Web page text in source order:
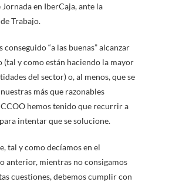
Jornada en IberCaja, ante la
Trabajo.
conseguido “a las buenas” alcanzar
(tal y como están haciendo la mayor
del sector) o, al menos, que se
más que razonables
hemos tenido que recurrir a
intentar que se solucione.
tal y como decíamos en el
anterior, mientras no consigamos
cuestiones, debemos cumplir con